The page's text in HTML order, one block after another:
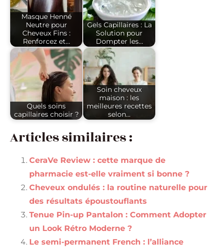
Masque Henné
Neutre pour
Cheveux Fins :
Renforcez et…
Gels Capillaires : La
Solution pour
Dompter les…
Quels soins
capillaires choisir ?
Soin cheveux
maison : les
meilleures recettes
selon…
Articles similaires :
CeraVe Review : cette marque de
pharmacie est-elle vraiment si bonne ?
Cheveux ondulés : la routine naturelle pour
des résultats époustouflants
Tenue Pin-up Pantalon : Comment Adopter
un Look Rétro Moderne ?
Le semi-permanent French : l’alliance